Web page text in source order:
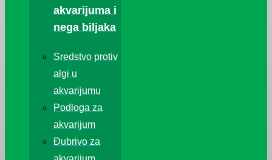
akvarijuma i
nega biljaka
Sredstvo protiv
algi u
akvarijumu
Podloga za
akvarijum
Đubrivo za